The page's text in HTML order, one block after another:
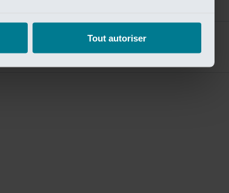
Tout autoriser
Lanschot Kempen Research